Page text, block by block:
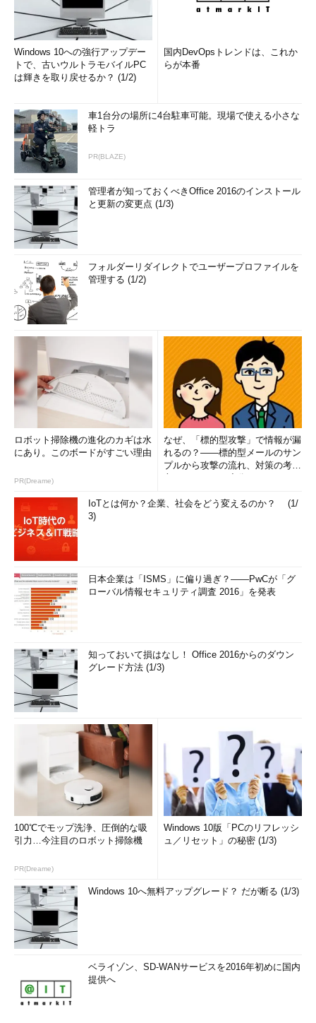
Windows 10への強行アップデー
トで、古いウルトラモバイルPC
は輝きを取り戻せるか？ (1/2)
国内DevOpsトレンドは、これか
らが本番
車1台分の場所に4台駐車可能。現場で使える小さな
軽トラ
PR(BLAZE)
管理者が知っておくべきOffice 2016のインストール
と更新の変更点 (1/3)
フォルダーリダイレクトでユーザープロファイルを
管理する (1/2)
ロボット掃除機の進化のカギは水
にあり。このボードがすごい理由
PR(Dreame)
なぜ、「標的型攻撃」で情報が漏
れるの？――標的型メールのサン
プルから攻撃の流れ、対策の考え
IoTとは何か？企業、社会をどう変えるのか？ (1/
3)
日本企業は「ISMS」に偏り過ぎ？――PwCが「グ
ローバル情報セキュリティ調査 2016」を発表
知っておいて損はなし！ Office 2016からのダウン
グレード方法 (1/3)
100℃でモップ洗浄、圧倒的な吸
引力…今注目のロボット掃除機
PR(Dreame)
Windows 10版「PCのリフレッシ
ュ／リセット」の秘密 (1/3)
Windows 10へ無料アップグレード？ だが断る (1/3)
ベライゾン、SD-WANサービスを2016年初めに国内
提供へ